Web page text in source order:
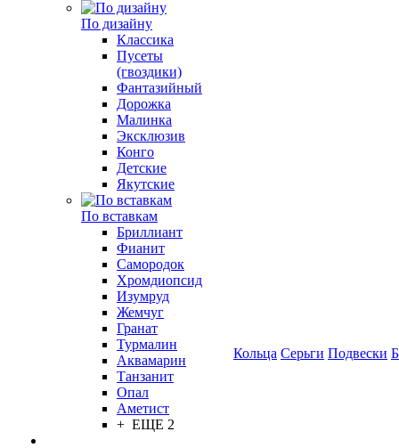
По дизайну
Классика
Пусеты
(гвоздики)
Фантазийный
Дорожка
Малинка
Эксклюзив
Конго
Детские
Якутские
По вставкам
Бриллиант
Фианит
Самородок
Хромдиопсид
Изумруд
Жемчуг
Гранат
Турмалин
Аквамарин
Танзанит
Опал
Аметист
+ ЕЩЕ 2
Кольца Серьги Подвески